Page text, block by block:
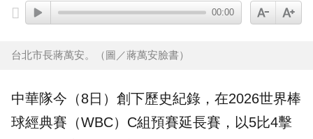
00:00
台北市長蔣萬安。（圖／蔣萬安臉書）
中華隊今（8日）創下歷史紀錄，在2026世界棒
球經典賽（WBC）C組預賽延長賽，以5比4擊